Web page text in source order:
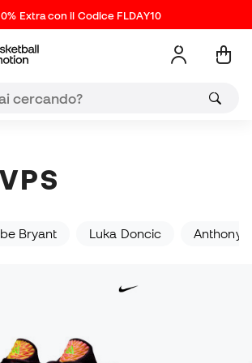
Extra con il Codice FLDAY10
Scarpe Performance
Bryant Luka Doncic Anthony